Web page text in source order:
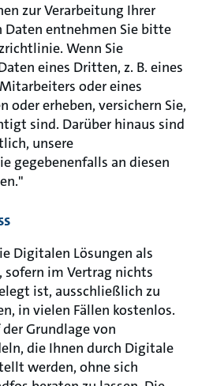
zur Verarbeitung Ihrer
Daten entnehmen Sie bitte
Wenn Sie
eines Dritten, z. B. eines
oder eines
oder erheben, versichern Sie,
sind. Darüber hinaus sind
unsere
gegebenenfalls an diesen
Digitalen Lösungen als
sofern im Vertrag nichts
ist, ausschließlich zu
in vielen Fällen kostenlos.
Grundlage von
die Ihnen durch Digitale
werden, ohne sich